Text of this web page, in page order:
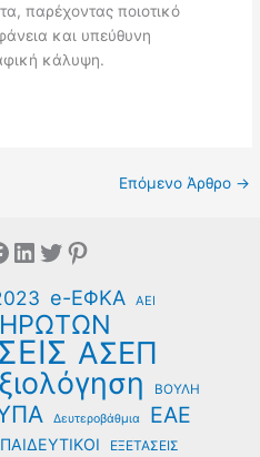
παρέχοντας ποιοτικό
και υπεύθυνη
κάλυψη.
Επόμενο Άρθρο →
Linkedin
Twitter
Pinterest
e-ΕΦΚΑ ΑΕΙ
ΑΣΕΠ
ΒΟΥΛΗ
Δευτεροβάθμια ΕΑΕ
ΕΞΕΤΑΣΕΙΣ